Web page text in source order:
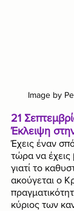
Image by
21
Έκλειψη
Έχεις έναν
τώρα να
γιατί το
ακούγεται ο
κύριος των